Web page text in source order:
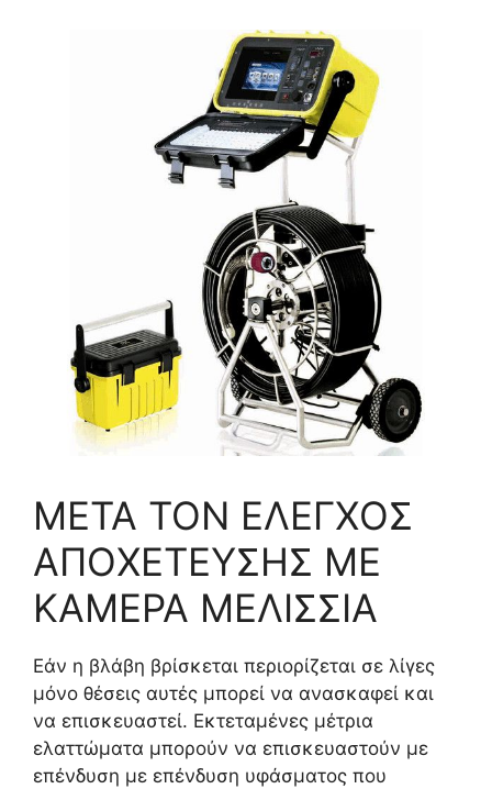
ΜΕΤΑ ΤΟΝ ΕΛΕΓΧΟΣ
ΑΠΟΧΕΤΕΥΣΗΣ ΜΕ
ΚΑΜΕΡΑ ΜΕΛΙΣΣΙΑ
Εάν η βλάβη βρίσκεται περιορίζεται σε λίγες
μόνο θέσεις αυτές μπορεί να ανασκαφεί και
να επισκευαστεί. Εκτεταμένες μέτρια
ελαττώματα μπορούν να επισκευαστούν με
επένδυση με επένδυση υφάσματος που